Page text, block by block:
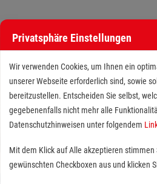
Privatsphäre Einstellungen
Wir verwenden Cookies, um Ihnen ein
unserer Webseite erforderlich sind, sowie
bereitzustellen. Entscheiden Sie selbst,
gegebenenfalls nicht mehr alle
Datenschutzhinweisen unter folgendem
Mit dem Klick auf Alle akzeptieren stimmen
gewünschten Checkboxen aus und klicken